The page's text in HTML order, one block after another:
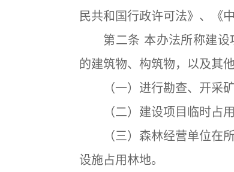
民共和国行政许可法》、《
第二条 本办法所称建设
的建筑物、构筑物，以及其
（一）进行勘查、开采矿
（二）建设项目临时占用
（三）森林经营单位在所
设施占用林地。